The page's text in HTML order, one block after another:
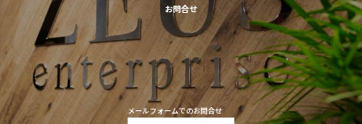
お問合せ
メールフォームでのお問合せ